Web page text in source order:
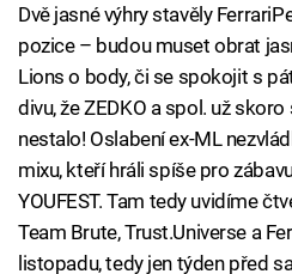
Dvě jasné výhry stavěly
pozice – budou muset obrat
Lions o body, či se spokojit s
divu, že ZEDKO a spol. už
nestalo! Oslabení ex-ML
mixu, kteří hráli spíše pro
YOUFEST. Tam tedy uvidíme
Team Brute, Trust.Universe a
listopadu, tedy jen týden před